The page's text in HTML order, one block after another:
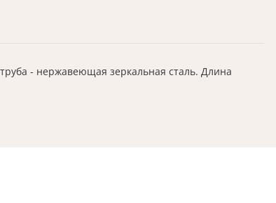
- нержавеющая зеркальная сталь. Длина